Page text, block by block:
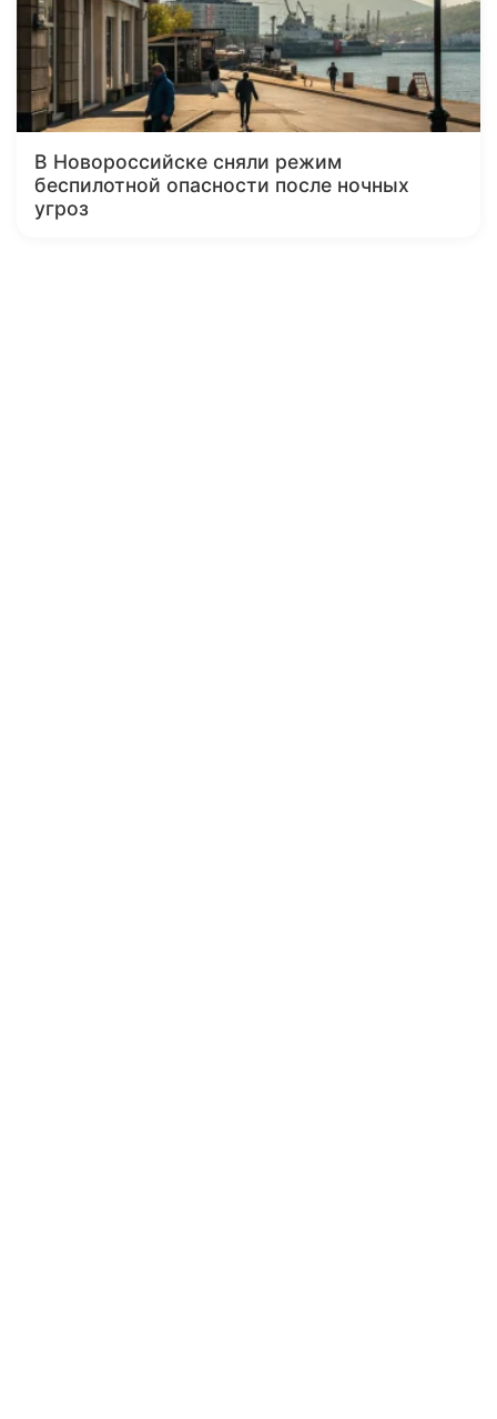
В Новороссийске сняли режим
беспилотной опасности после ночных
угроз